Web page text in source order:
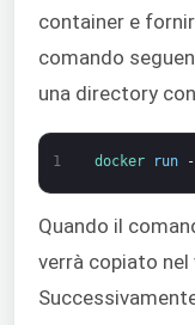
container e
comando
una directory
1 docker run -
Quando il
verrà copiato nel